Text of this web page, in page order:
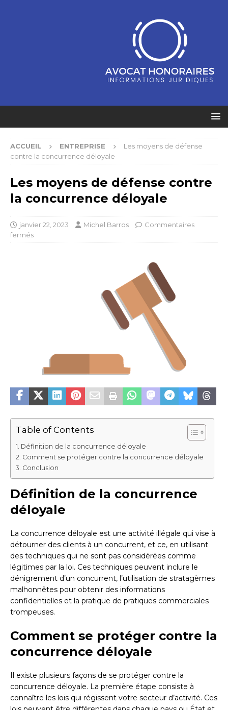
ACCUEIL ENTREPRISE
Les moyens de défense
contre la concurrence déloyale
Les moyens de défense contre
la concurrence déloyale
janvier 22, 2023 Michel Barros
Commentaires
fermés
Table of Contents
Définition de la concurrence déloyale
Comment se protéger contre la concurrence déloyale
Conclusion
Définition de la concurrence
déloyale
La concurrence déloyale est une activité illégale qui vise à
détourner des clients à un concurrent, et ce, en utilisant
des techniques qui ne sont pas considérées comme
légitimes par la loi. Ces techniques peuvent inclure le
dénigrement d’un concurrent, l’utilisation de stratagèmes
malhonnêtes pour obtenir des informations
confidentielles et la pratique de pratiques commerciales
trompeuses.
Comment se protéger contre la
concurrence déloyale
Il existe plusieurs façons de se protéger contre la
concurrence déloyale. La première étape consiste à
connaître les lois qui régissent votre secteur d’activité. Ces